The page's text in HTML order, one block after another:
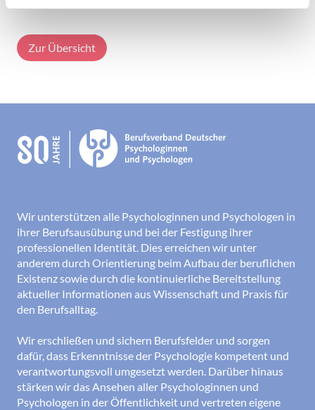
Zur Übersicht
Wir unterstützen alle Psychologinnen und Psychologen in
ihrer Berufsausübung und bei der Festigung ihrer
professionellen Identität. Dies erreichen wir unter
anderem durch Orientierung beim Aufbau der beruflichen
Existenz sowie durch die kontinuierliche Bereitstellung
aktueller Informationen aus Wissenschaft und Praxis für
den Berufsalltag.
Wir erschließen und sichern Berufsfelder und sorgen
dafür, dass Erkenntnisse der Psychologie kompetent und
verantwortungsvoll umgesetzt werden. Darüber hinaus
stärken wir das Ansehen aller Psychologinnen und
Psychologen in der Öffentlichkeit und vertreten eigene